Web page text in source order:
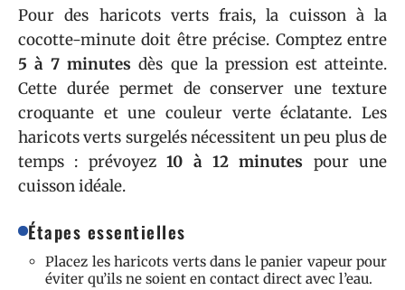
Pour des haricots verts frais, la cuisson à la
cocotte-minute doit être précise. Comptez entre
5 à 7 minutes dès que la pression est atteinte.
Cette durée permet de conserver une texture
croquante et une couleur verte éclatante. Les
haricots verts surgelés nécessitent un peu plus de
temps : prévoyez10 à 12 minutes pour une
cuisson idéale.
Étapes essentielles
Placez les haricots verts dans le panier vapeur pour
éviter qu’ils ne soient en contact direct avec l’eau.